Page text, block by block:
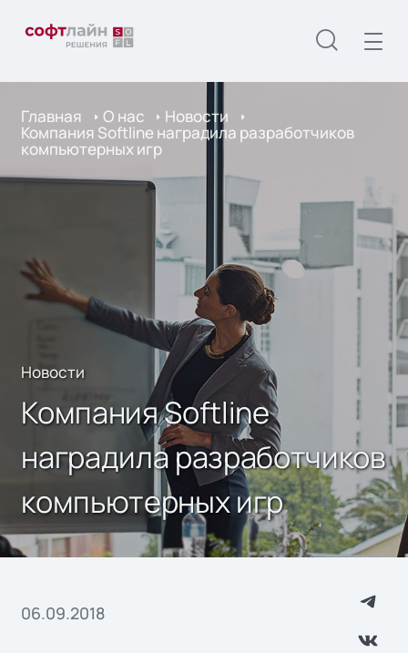
Главная О нас Новости
Компания Softline наградила разработчиков
компьютерных игр
Новости
Компания Softline
наградила разработчиков
компьютерных игр
06.09.2018